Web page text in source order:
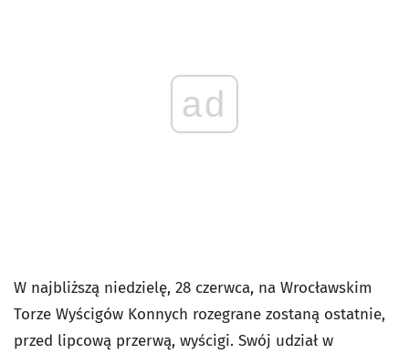
ad
W najbliższą niedzielę, 28 czerwca, na Wrocławskim
Torze Wyścigów Konnych rozegrane zostaną ostatnie,
przed lipcową przerwą, wyścigi. Swój udział w